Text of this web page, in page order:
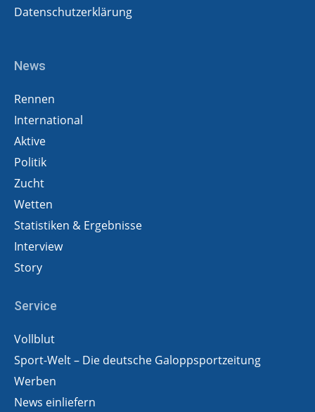
Datenschutzerklärung
News
Rennen
International
Aktive
Politik
Zucht
Wetten
Statistiken & Ergebnisse
Interview
Story
Service
Vollblut
Sport-Welt – Die deutsche Galoppsportzeitung
Werben
News einliefern